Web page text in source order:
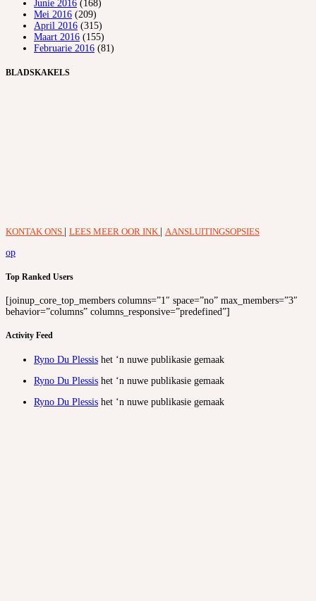
Junie 2016 (168)
Mei 2016 (209)
April 2016 (315)
Maart 2016 (155)
Februarie 2016 (81)
BLADSKAKELS
KONTAK ONS LEES MEER OOR INK
AANSLUITINGSOPSIES
op
Top Ranked Users
[joinup_core_top_members columns=”1″ space=”no” max_members=”3″
behavior=”columns” columns_responsive=”predefined”]
Activity Feed
Ryno Du Plessis het ‘n nuwe publikasie gemaak
Ryno Du Plessis het ‘n nuwe publikasie gemaak
Ryno Du Plessis het ‘n nuwe publikasie gemaak